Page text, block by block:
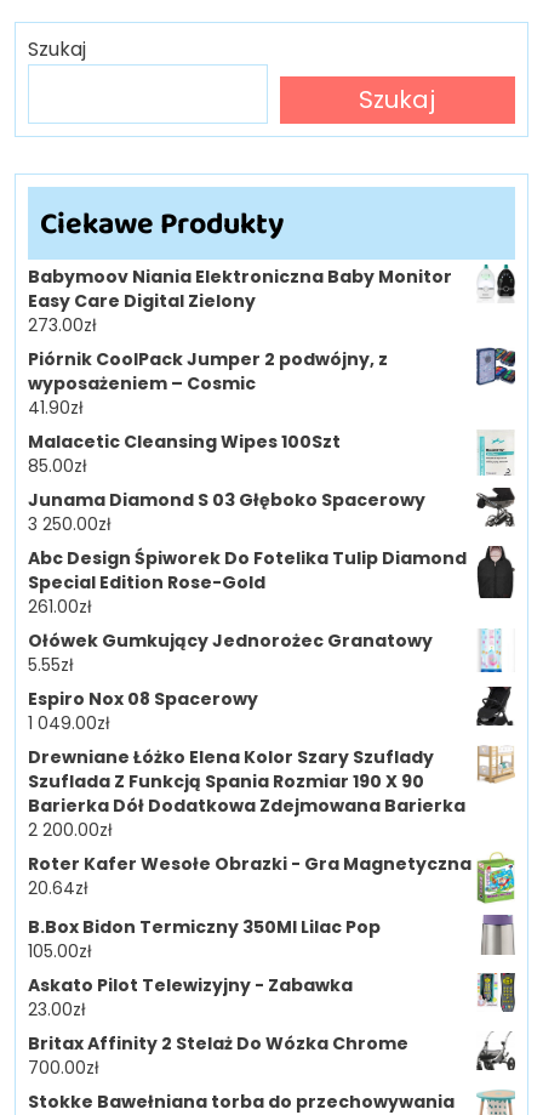
Szukaj
Szukaj
Ciekawe Produkty
Babymoov Niania Elektroniczna Baby Monitor
Easy Care Digital Zielony
273.00zł
Piórnik CoolPack Jumper 2 podwójny, z
wyposażeniem – Cosmic
41.90zł
Malacetic Cleansing Wipes 100Szt
85.00zł
Junama Diamond S 03 Głęboko Spacerowy
3 250.00zł
Abc Design Śpiworek Do Fotelika Tulip Diamond
Special Edition Rose-Gold
261.00zł
Ołówek Gumkujący Jednorożec Granatowy
5.55zł
Espiro Nox 08 Spacerowy
1 049.00zł
Drewniane Łóżko Elena Kolor Szary Szuflady
Szuflada Z Funkcją Spania Rozmiar 190 X 90
Barierka Dół Dodatkowa Zdejmowana Barierka
2 200.00zł
Roter Kafer Wesołe Obrazki - Gra Magnetyczna
20.64zł
B.Box Bidon Termiczny 350Ml Lilac Pop
105.00zł
Askato Pilot Telewizyjny - Zabawka
23.00zł
Britax Affinity 2 Stelaż Do Wózka Chrome
700.00zł
Stokke Bawełniana torba do przechowywania